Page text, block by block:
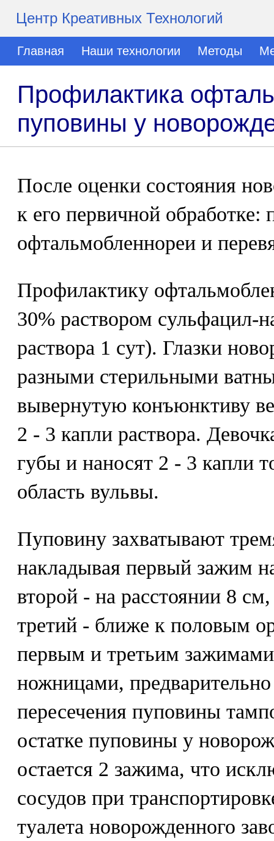
Центр Креативных Технологий
Главная Наши технологии Методы
Профилактика
пуповины у
После оценки состояния
к его первичной обработке:
офтальмобленнореи и
Профилактику
30% раствором сульфацил-
раствора 1 сут). Глазки
разными стерильными
вывернутую конъюнктиву
2 - 3 капли раствора.
губы и наносят 2 - 3 капли
область вульвы.
Пуповину захватывают
накладывая первый зажим
второй - на расстоянии 8
третий - ближе к половым
первым и третьим
ножницами,
пересечения пуповины
остатке пуповины у
остается 2 зажима, что
сосудов при
туалета новорожденного